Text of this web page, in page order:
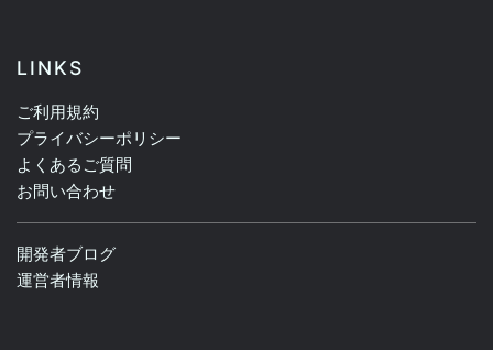
LINKS
ご利用規約
プライバシーポリシー
よくあるご質問
お問い合わせ
開発者ブログ
運営者情報